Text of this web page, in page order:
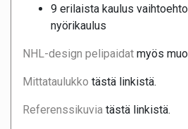
9 erilaista kaulus
nyörikaulus
NHL-design pelipaidat myös
Mittataulukko tästä linkistä.
Referenssikuvia tästä linkistä.